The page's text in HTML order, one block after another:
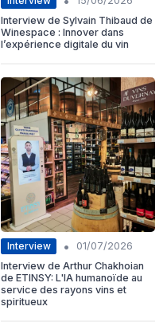
Interview de Sylvain Thibaud de
Winespace : Innover dans
l’expérience digitale du vin
Interview •
01/07/2026
Interview de Arthur Chakhoian
de ETINSY: L'IA humanoïde au
service des rayons vins et
spiritueux